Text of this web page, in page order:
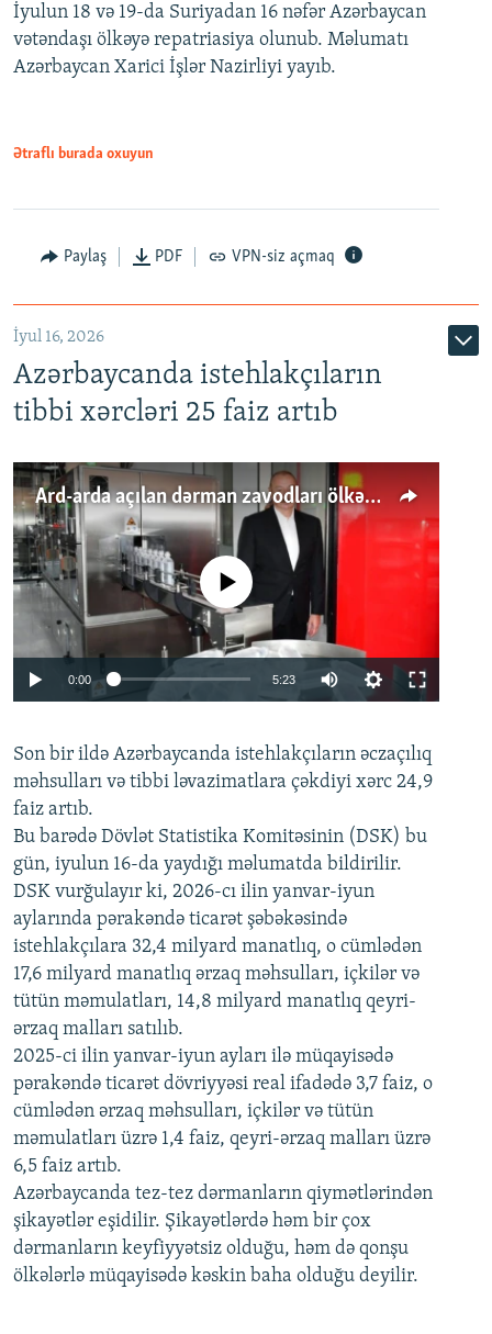
İyulun 18 və 19-da Suriyadan 16 nəfər Azərbaycan
vətəndaşı ölkəyə repatriasiya olunub. Məlumatı
Azərbaycan Xarici İşlər Nazirliyi yayıb.
Ətraflı burada oxuyun
Paylaş PDF VPN-siz açmaq
İyul 16, 2026
Azərbaycanda istehlakçıların
tibbi xərcləri 25 faiz artıb
Ard-arda açılan dərman zavodları ölkənin tələbatını ödəyirmi?
Auto 240p 360p 480p
720p 1080p
No media source currently available
0:00 5:23
360p
480p
720p
1080p
Son bir ildə Azərbaycanda istehlakçıların əczaçılıq
məhsulları və tibbi ləvazimatlara çəkdiyi xərc 24,9
faiz artıb.
Bu barədə Dövlət Statistika Komitəsinin (DSK) bu
gün, iyulun 16-da yaydığı məlumatda bildirilir.
DSK vurğulayır ki, 2026-cı ilin yanvar-iyun
aylarında pərakəndə ticarət şəbəkəsində
istehlakçılara 32,4 milyard manatlıq, o cümlədən
17,6 milyard manatlıq ərzaq məhsulları, içkilər və
tütün məmulatları, 14,8 milyard manatlıq qeyri-
ərzaq malları satılıb.
2025-ci ilin yanvar-iyun ayları ilə müqayisədə
pərakəndə ticarət dövriyyəsi real ifadədə 3,7 faiz, o
cümlədən ərzaq məhsulları, içkilər və tütün
məmulatları üzrə 1,4 faiz, qeyri-ərzaq malları üzrə
6,5 faiz artıb.
Azərbaycanda tez-tez dərmanların qiymətlərindən
şikayətlər eşidilir. Şikayətlərdə həm bir çox
dərmanların keyfiyyətsiz olduğu, həm də qonşu
ölkələrlə müqayisədə kəskin baha olduğu deyilir.